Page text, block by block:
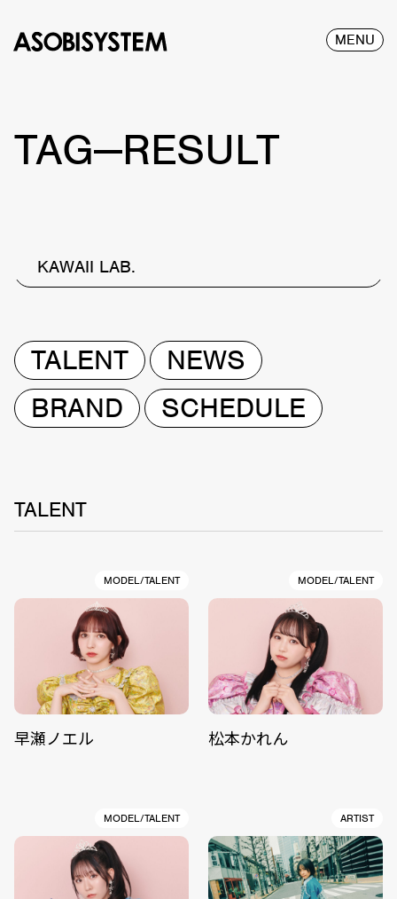
MENU
TAG—RESULT
KAWAII LAB.
TALENT
NEWS
BRAND
SCHEDULE
TALENT
MODEL/TALENT
早瀬ノエル
MODEL/TALENT
松本かれん
MODEL/TALENT ARTIST